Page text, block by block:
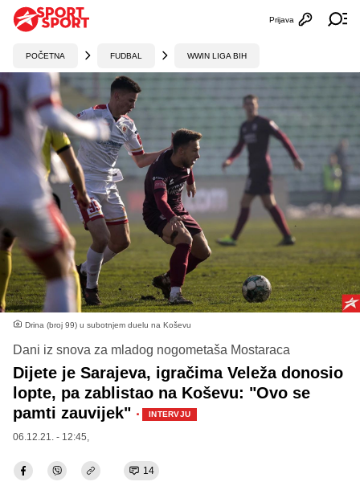
Otvori
Prijava
POČETNA FUDBAL WWIN LIGA BIH
Drina (broj 99) u subotnjem duelu na Koševu
Dani iz snova za mladog nogometaša Mostaraca
Dijete je Sarajeva, igračima Veleža donosio
lopte, pa zablistao na Koševu: "Ovo se
pamti zauvijek" · INTERVJU
06.12.21. - 12:45,
14